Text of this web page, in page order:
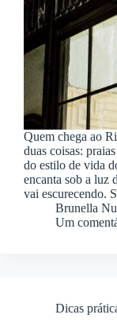
Quem chega ao
duas coisas:
do estilo de vida
encanta sob a luz
vai escurecendo.
Brunella
Um
Dicas